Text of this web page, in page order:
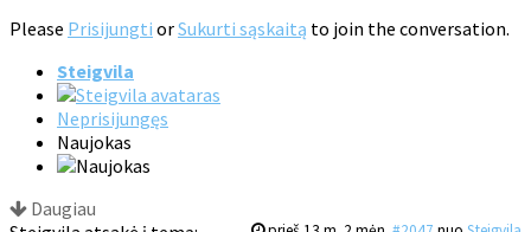
Please Prisijungti orSukurti sąskaitą to join the conversation.
Steigvila
Neprisijungęs
Naujokas
Daugiau